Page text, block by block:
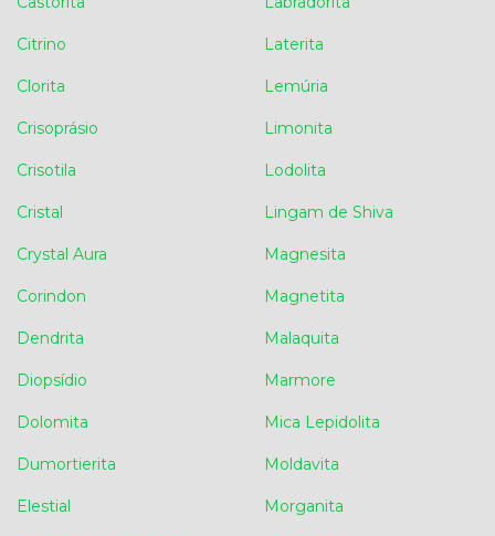
Citrino
Clorita
Crisoprásio
Crisotila
Cristal
Crystal Aura
Corindon
Dendrita
Diopsídio
Dolomita
Dumortierita
Elestial
Laterita
Lemúria
Limonita
Lodolita
Lingam de Shiva
Magnesita
Magnetita
Malaquita
Marmore
Mica Lepidolita
Moldavita
Morganita